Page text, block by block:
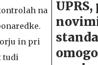
na
in pri
tudi